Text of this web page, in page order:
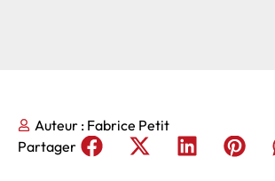
Partager
Auteur : Fabrice Petit